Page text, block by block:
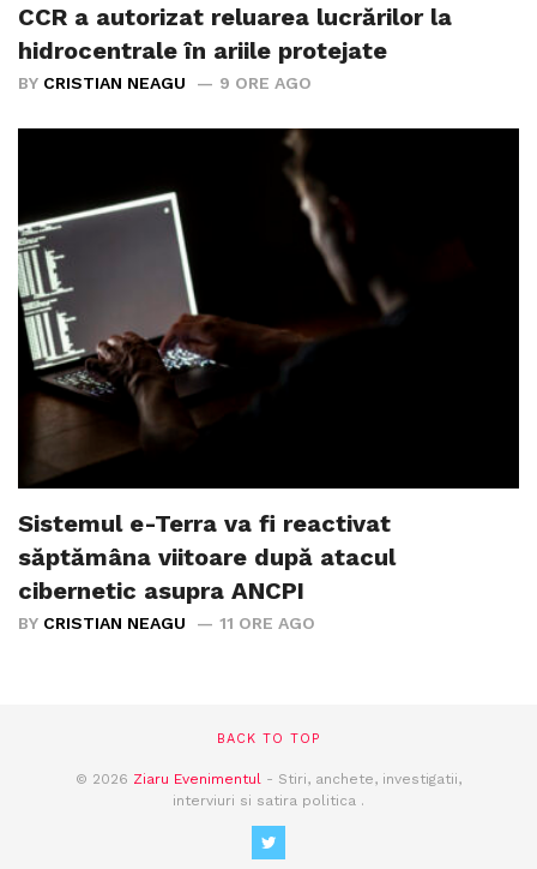
CCR a autorizat reluarea lucrărilor la
hidrocentrale în ariile protejate
BY CRISTIAN NEAGU 9 ORE AGO
Sistemul e-Terra va fi reactivat
săptămâna viitoare după atacul
cibernetic asupra ANCPI
BY CRISTIAN NEAGU 11 ORE AGO
BACK TO TOP
© 2026 Ziaru Evenimentul - Stiri, anchete, investigatii,
interviuri si satira politica .